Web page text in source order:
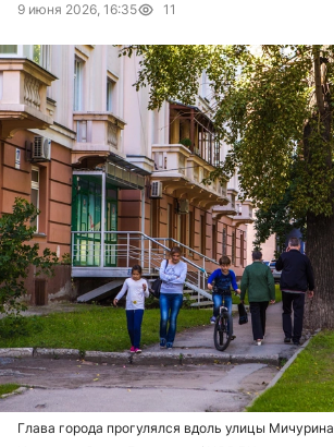
9 июня 2026, 16:35 11
Глава города прогулялся вдоль улицы Мичурина